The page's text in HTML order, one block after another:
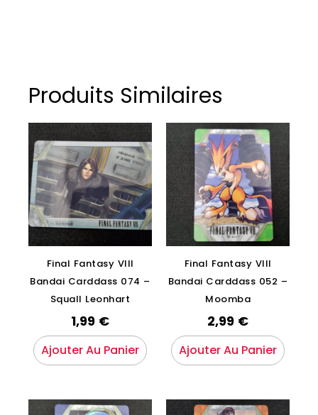
Produits Similaires
Final Fantasy VIII
Bandai Carddass 074 –
Squall Leonhart
1,99 €
Ajouter Au Panier
Final Fantasy VIII
Bandai Carddass 052 –
Moomba
2,99 €
Ajouter Au Panier